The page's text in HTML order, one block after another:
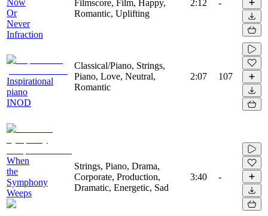
Or
Never
Infraction
Filmscore, Film, Happy,
Romantic, Uplifting
2:12 -
Inspirational
piano
INOD
Classical/Piano, Strings,
Piano, Love, Neutral,
Romantic
2:07 107
When
the
Symphony
Weeps
Strings, Piano, Drama,
Corporate, Production,
Dramatic, Energetic, Sad
3:40 -